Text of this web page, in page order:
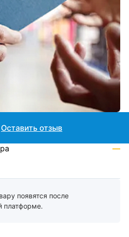
появятся после
платформе.
Оставить отзыв
—